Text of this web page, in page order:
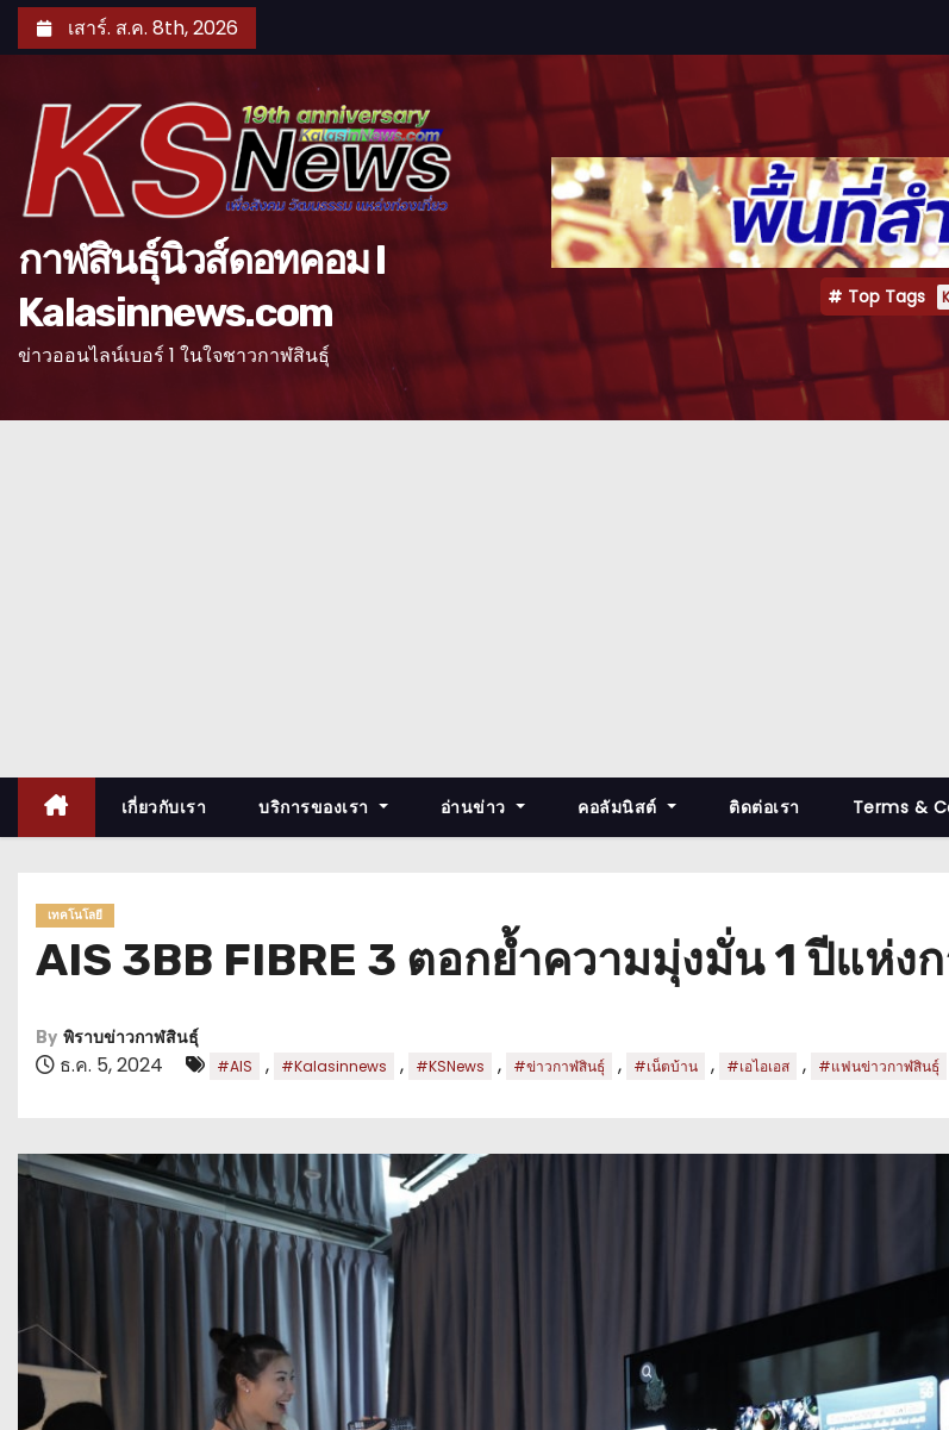
k
t
เสาร์. ส.ค. 8th, 2026
กาฬสินธุ์นิวส์ดอทคอม l
Kalasinnews.com
ข่าวออนไลน์เบอร์ 1 ในใจชาวกาฬสินธุ์
Top Tags
เกี่ยวกับเรา บริการของเรา อ่านข่าว คอลัมนิสต์ ติดต่อเรา Terms &
เทคโนโลยี
AIS 3BB FIBRE 3 ตอกย้ำความมุ่งมั่น 1 ปีแห่ง
By พิราบข่าวกาฬสินธุ์
ธ.ค. 5, 2024 #AIS , #Kalasinnews , #KSNews , #ข่าวกาฬสินธุ์ , #เน็ตบ้าน , #เอไอเอส , #แฟนข่าวกาฬสินธุ์